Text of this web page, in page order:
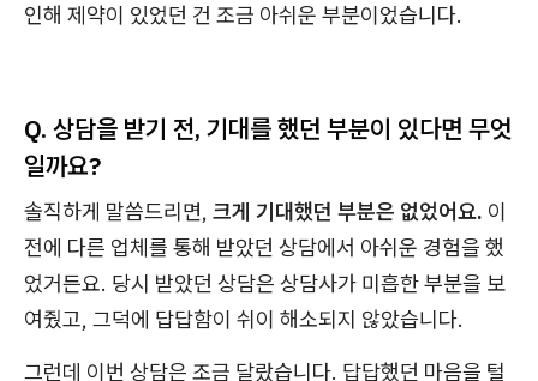
인해 제약이 있었던 건 조금 아쉬운 부분이었습니다.
Q. 상담을 받기 전, 기대를 했던 부분이 있다면 무엇
일까요?
솔직하게 말씀드리면, 크게 기대했던 부분은 없었어요. 이
전에 다른 업체를 통해 받았던 상담에서 아쉬운 경험을 했
었거든요. 당시 받았던 상담은 상담사가 미흡한 부분을 보
여줬고, 그덕에 답답함이 쉬이 해소되지 않았습니다.
그런데 이번 상담은 조금 달랐습니다. 답답했던 마음을 털